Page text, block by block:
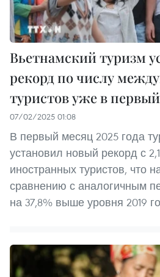
Вьетнамский туризм
рекорд по числу
туристов уже в
07/02/2025 01:08
В первый месяц 2025 года
установил новый рекорд с
иностранных туристов, что
сравнению с аналогичным
на 37,8% выше уровня 2019